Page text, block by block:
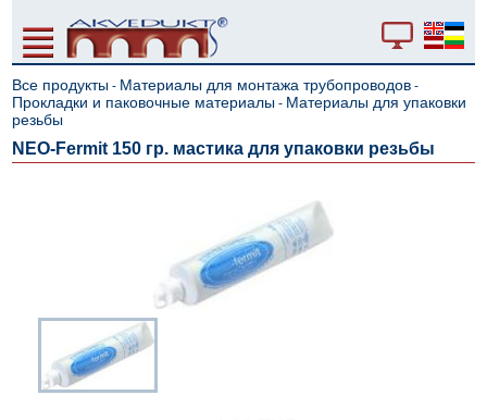
Все продукты - Материалы для монтажа трубопроводов -
Прокладки и паковочные материалы - Материалы для упаковки
резьбы
NEO-Fermit 150 гр. мастика для упаковки резьбы